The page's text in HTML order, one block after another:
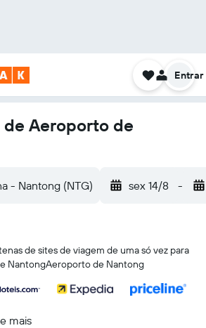
Entrar
Aeroporto de
- Nantong (NTG) sex 14/8 -
de sites de viagem de uma só vez para
NantongAeroporto de Nantong
...e mais